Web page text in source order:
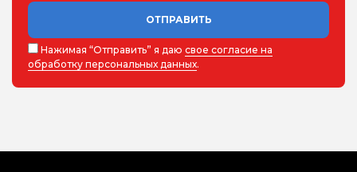
ОТПРАВИТЬ
Нажимая “Отправить” я даю свое согласие на
обработку персональных данных.